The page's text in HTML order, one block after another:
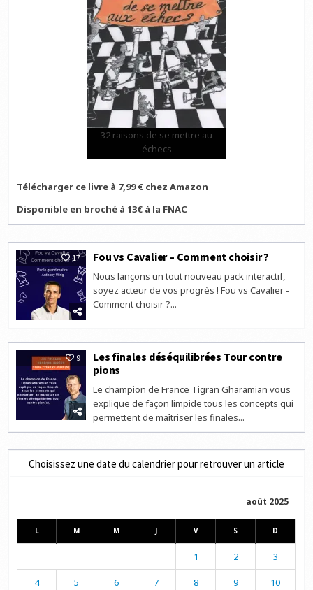
32 raisons de se mettre au
échecs
Télécharger ce livre à 7,99 € chez Amazon
Disponible en broché à 13€ à la FNAC
17 Fou vs Cavalier – Comment choisir ?
Nous lançons un tout nouveau pack interactif,
soyez acteur de vos progrès ! Fou vs Cavalier -
Comment choisir ?...
9
Les finales déséquilibrées Tour contre
pions
Le champion de France Tigran Gharamian vous
explique de façon limpide tous les concepts qui
permettent de maîtriser les finales...
Choisissez une date du calendrier pour retrouver un article
août 2025
L M M J V S D
1 2 3
4 5 6 7 8 9 10